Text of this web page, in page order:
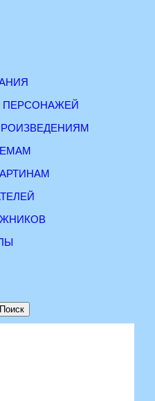
ПЕРСОНАЖЕЙ
Поиск